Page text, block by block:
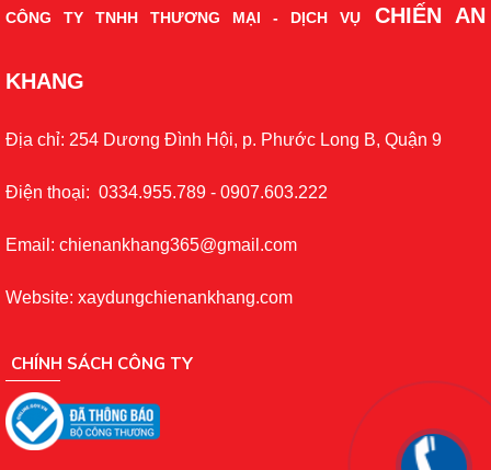
CÔNG TY TNHH THƯƠNG MẠI - DỊCH VỤ CHIẾN AN
KHANG
Địa chỉ: 254 Dương Đình Hội, p. Phước Long B, Quận 9
Điện thoại: 0334.955.789 - 0907.603.222
Email: chienankhang365@gmail.com
Website: xaydungchienankhang.com
CHÍNH SÁCH CÔNG TY